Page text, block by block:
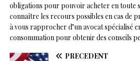
obligations pour pouvoir acheter en toute
connaître les recours possibles en cas de
à vous rapprocher d’un avocat spécialisé
consommation pour obtenir des conseils
PRÉCÉDENT